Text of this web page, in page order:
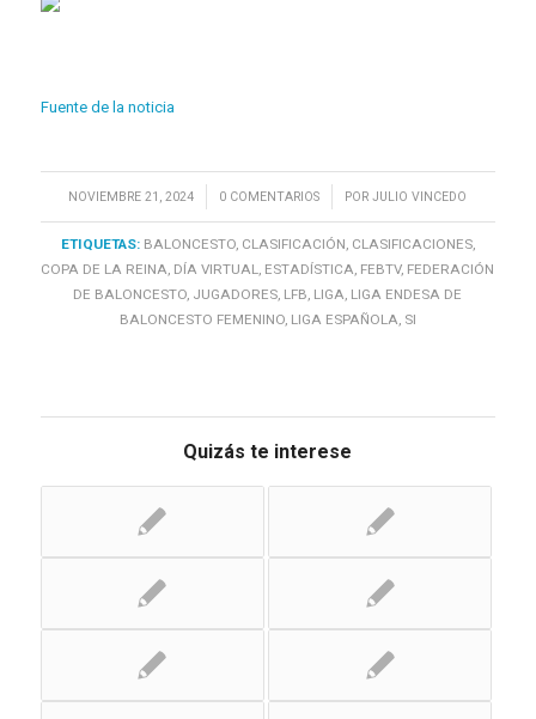
Fuente de la noticia
NOVIEMBRE 21, 2024
/ 0 COMENTARIOS
/ PORJULIO VINCEDO
ETIQUETAS: BALONCESTO, CLASIFICACIÓN, CLASIFICACIONES,
COPA DE LA REINA, DÍA VIRTUAL, ESTADÍSTICA, FEBTV, FEDERACIÓN
DE BALONCESTO, JUGADORES, LFB, LIGA, LIGA ENDESA DE
BALONCESTO FEMENINO, LIGA ESPAÑOLA, SI
Quizás te interese